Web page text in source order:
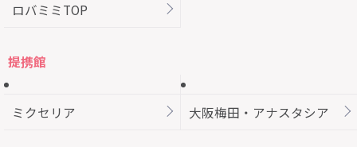
ロバミミTOP
提携館
ミクセリア 大阪梅田・アナスタシア